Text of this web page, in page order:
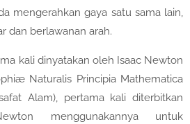
mengerahkan gaya satu sama lain,
dan berlawanan arah.
kali dinyatakan oleh Isaac Newton
Naturalis Principia Mathematica
Alam), pertama kali diterbitkan
menggunakannya untuk